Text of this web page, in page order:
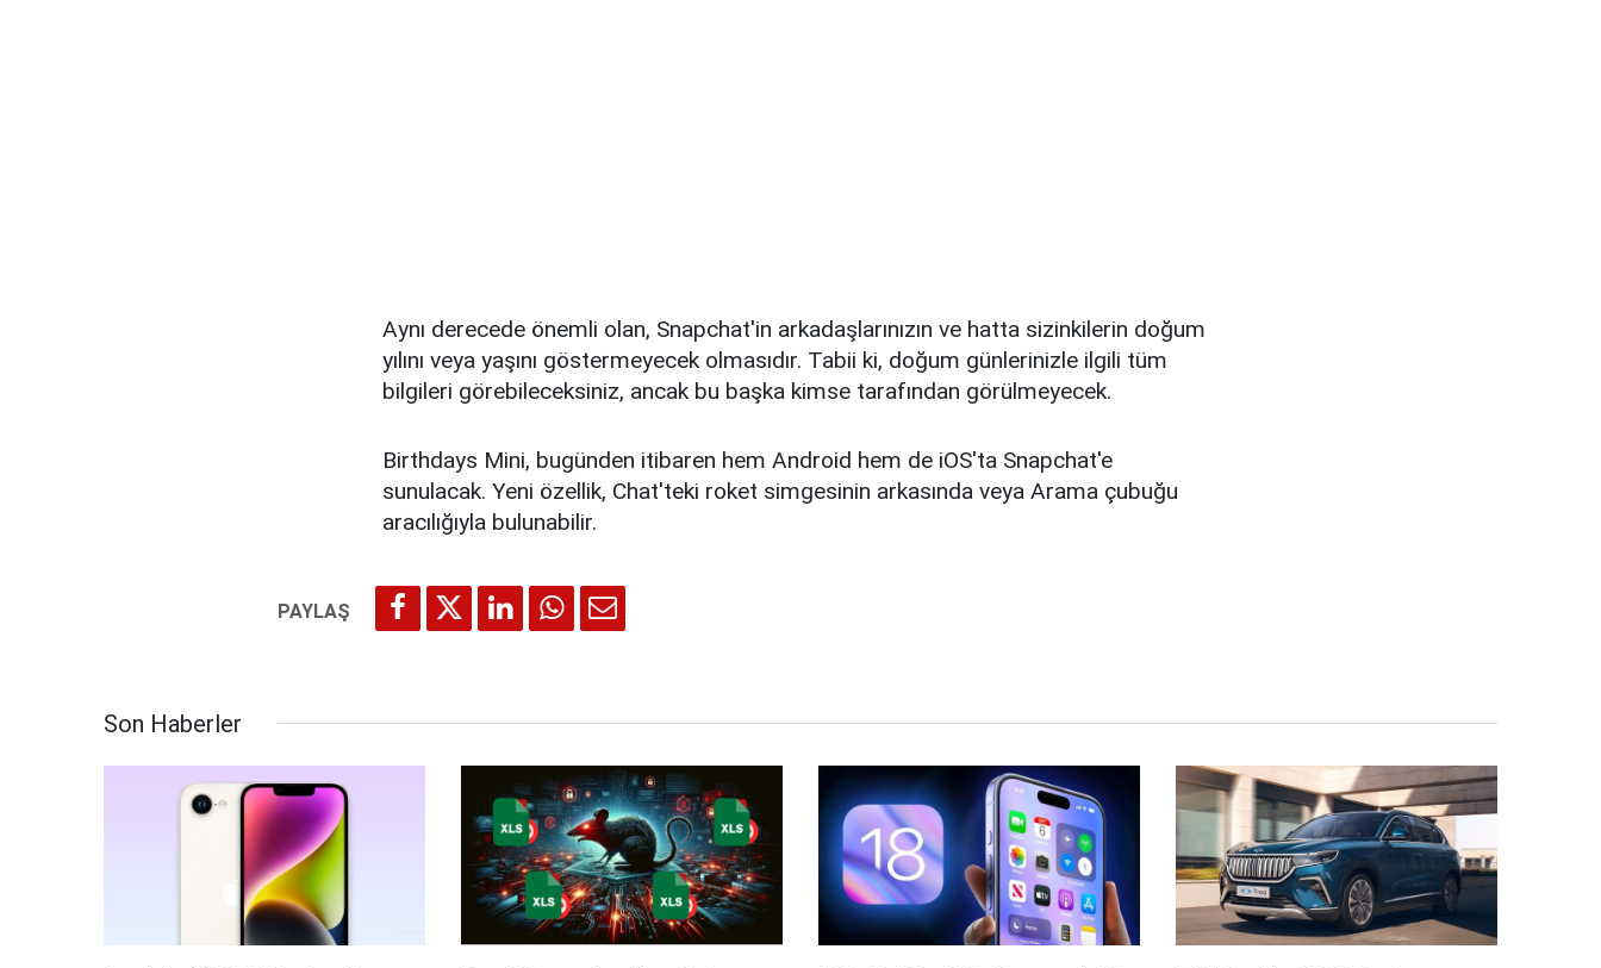
Aynı derecede önemli olan, Snapchat'in arkadaşlarınızın ve hatta sizinkilerin doğum
yılını veya yaşını göstermeyecek olmasıdır. Tabii ki, doğum günlerinizle ilgili tüm
bilgileri görebileceksiniz, ancak bu başka kimse tarafından görülmeyecek.
Birthdays Mini, bugünden itibaren hem Android hem de iOS'ta Snapchat'e
sunulacak. Yeni özellik, Chat'teki roket simgesinin arkasında veya Arama çubuğu
aracılığıyla bulunabilir.
Son Haberler